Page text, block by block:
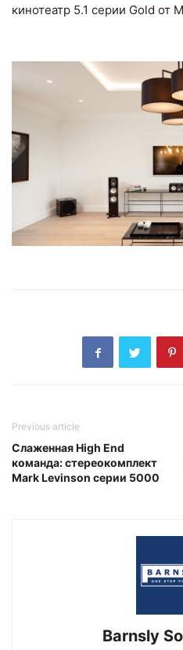
кинотеатр 5.1 серии Gold от
Previous article
Слаженная High End
команда: стереокомплект
Mark Levinson серии 5000
Barnsly